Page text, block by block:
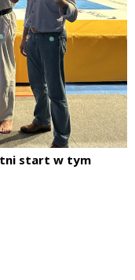
start w tym